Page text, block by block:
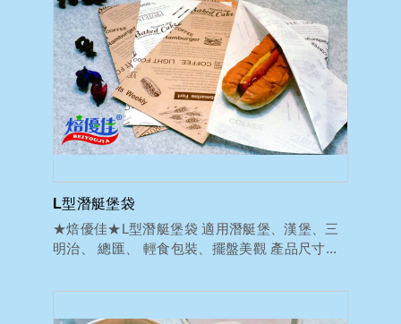
L型潛艇堡袋
★焙優佳★L型潛艇堡袋 適用潛艇堡、漢堡、三
明治、 總匯、 輕食包裝、擺盤美觀 產品尺寸...